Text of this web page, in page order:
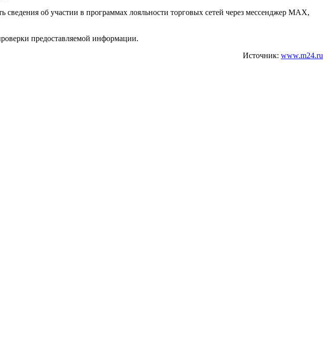
об участии в программах лояльности торговых сетей через мессенджер MАХ,
предоставляемой информации.
Источник: www.m24.ru